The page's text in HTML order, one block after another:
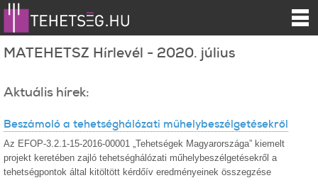
MATEHETSZ Hírlevél - 2020. július
Aktuális hírek:
Beszámoló a tehetséghálózati műhelybeszélgetésekről
Az EFOP-3.2.1-15-2016-00001 „Tehetségek Magyarországa” kiemelt
projekt keretében zajló tehetséghálózati műhelybeszélgetésekről a
tehetségpontok által kitöltött kérdőív eredményeinek összegzése